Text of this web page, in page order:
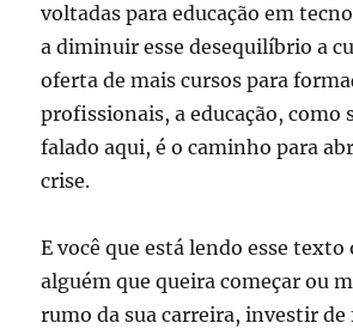
voltadas para educação em
a diminuir esse desequilíbrio a
oferta de mais cursos para
profissionais, a educação, como
falado aqui, é o caminho para
crise.
E você que está lendo esse texto
alguém que queira começar ou
rumo da sua carreira, investir